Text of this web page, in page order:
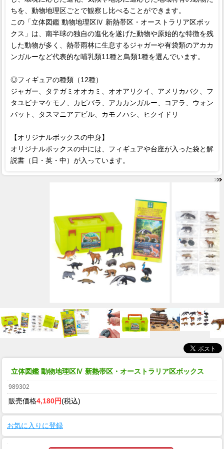
ちを、動物地理区ごとで観察し比べることができます。
この「立体図鑑 動物地理区Ⅳ 新熱帯区・オーストラリア区ボッ
クス」は、南半球の独自の進化を遂げた動物や原始的な特徴を残
した動物が多く、熱帯雨林に生息するジャガーや有袋類のアカカ
ンガルーなど代表的な哺乳類11種と鳥類1種を選んでいます。
◎フィギュアの種類（12種）
ジャガー、タテガミオオカミ、オオアリクイ、アメリカバク、フ
タユビナマケモノ、カピバラ、アカカンガルー、コアラ、ウォン
バット、タスマニアデビル、カモノハシ、ヒクイドリ
【オリジナルボックスの中身】
オリジナルボックスの中には、フィギュアや台座が入った袋と解
説書（日・英・中）が入っています。
立体図鑑 動物地理区Ⅳ 新熱帯区・オーストラリア区ボックス
989302
販売価格4,180円(税込)
お気に入りに登録